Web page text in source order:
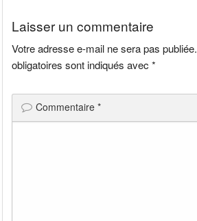
Laisser un commentaire
Votre adresse e-mail ne sera pas publiée.
obligatoires sont indiqués avec*
Commentaire*